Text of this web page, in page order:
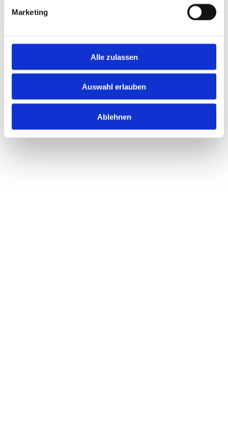
Marketing
Alle zulassen
Auswahl erlauben
Ablehnen
© 2018 nordsee-inseln.de